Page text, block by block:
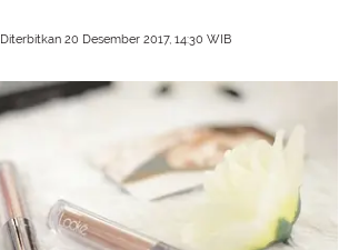
Diterbitkan 20 Desember 2017, 14:30 WIB